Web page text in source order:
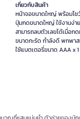
เกี่ยวกับสินค้า
หน้าจอขนาดใหญ่ พร้อมโช
ปุ่มกดขนาดใหญ่ ใช้งานง่าย
สามารถลบตัวเลขได้เมื่อก
ขนาดกะรัด กำลังดี พกพา
ใช้แบตเตอรี่ขนาด AAA x